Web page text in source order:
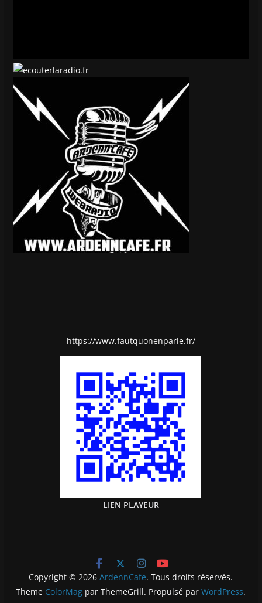
https://www.fautquonenparle.fr/
LIEN PLAYEUR
Copyright © 2026ArdennCafe. Tous droits réservés.
Theme ColorMag par ThemeGrill. Propulsé parWordPress.